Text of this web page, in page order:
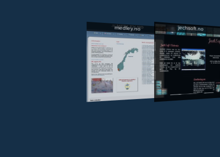
medley.no jechsoft.no